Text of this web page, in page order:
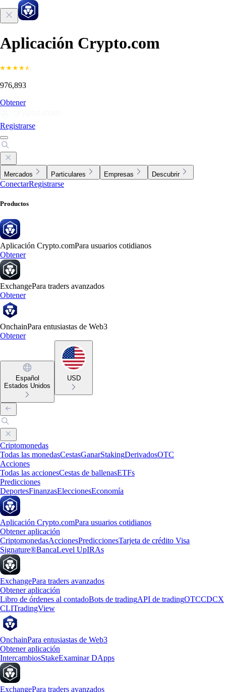
Aplicación Crypto.com
976,893
Obtener
Registrarse
Mercados Particulares Empresas Descubrir
ConectarRegistrarse
Productos
Aplicación Crypto.comPara usuarios cotidianos
Obtener
ExchangePara traders avanzados
Obtener
OnchainPara entusiastas de Web3
Obtener
Español
Estados Unidos
USD
Criptomonedas
Todas las monedasCestasGanarStakingDerivadosOTC
Acciones
Todas las accionesCestas de ballenasETFs
Predicciones
DeportesFinanzasEleccionesEconomía
Aplicación Crypto.comPara usuarios cotidianos
Obtener aplicación
CriptomonedasAccionesPrediccionesTarjeta de crédito Visa
Signature®BancaLevel UpIRAs
ExchangePara traders avanzados
Obtener aplicación
Libro de órdenes al contadoBots de tradingAPI de tradingOTCCDCX
CLITradingView
OnchainPara entusiastas de Web3
Obtener aplicación
IntercambiosStakeExaminar DApps
ExchangePara traders avanzados